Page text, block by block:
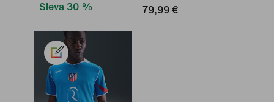
Sleva 30 %
79,99 €